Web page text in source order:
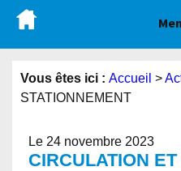
Vous êtes ici : Accueil >
STATIONNEMENT
Le 24 novembre 2023
CIRCULATION